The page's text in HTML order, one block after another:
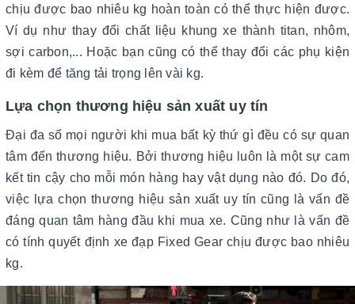
chịu được bao nhiêu kg hoàn toàn có thể thực hiện được.
Ví dụ như thay đổi chất liệu khung xe thành titan, nhôm,
sợi carbon,... Hoặc bạn cũng có thể thay đổi các phụ kiện
đi kèm để tăng tải trọng lên vài kg.
Lựa chọn thương hiệu sản xuất uy tín
Đại đa số mọi người khi mua bất kỳ thứ gì đều có sự quan
tâm đến thương hiệu. Bởi thương hiệu luôn là một sự cam
kết tin cậy cho mỗi món hàng hay vật dụng nào đó. Do đó,
việc lựa chọn thương hiệu sản xuất uy tín cũng là vấn đề
đáng quan tâm hàng đầu khi mua xe. Cũng như là vấn đề
có tính quyết định xe đạp Fixed Gear chịu được bao nhiêu
kg.